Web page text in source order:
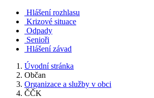
Hlášení rozhlasu
Krizové situace
Odpady
Senioři
Hlášení závad
Úvodní stránka
Občan
Organizace a služby v obci
ČČK